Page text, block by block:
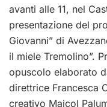
avanti alle 11, nel
presentazione del
Giovanni” di
il miele Tremolino”.
opuscolo elaborato
direttrice Francesca
creativo Maicol